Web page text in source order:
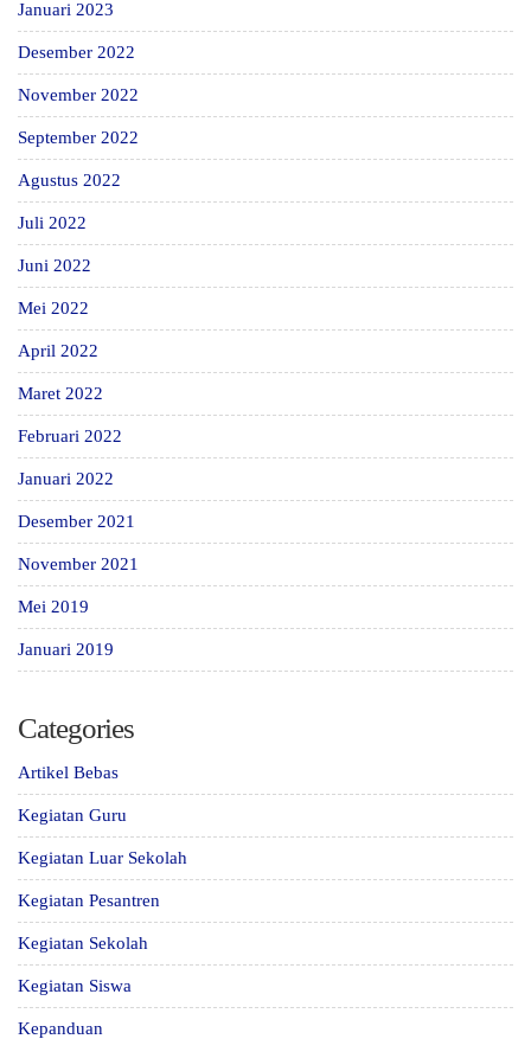
Januari 2023
Desember 2022
November 2022
September 2022
Agustus 2022
Juli 2022
Juni 2022
Mei 2022
April 2022
Maret 2022
Februari 2022
Januari 2022
Desember 2021
November 2021
Mei 2019
Januari 2019
Categories
Artikel Bebas
Kegiatan Guru
Kegiatan Luar Sekolah
Kegiatan Pesantren
Kegiatan Sekolah
Kegiatan Siswa
Kepanduan